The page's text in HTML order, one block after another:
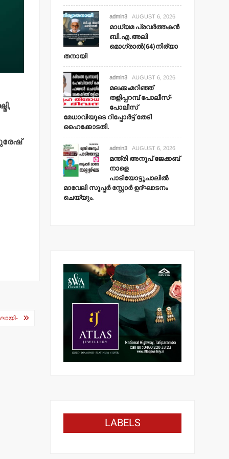
admin3 AUGUST 6, 2026
മാധ്യമ പ്രവര്‍ത്തകന്‍
ബി.എ.അലി
മൊഗ്രാല്‍(64)നിര്യാ
തനായി
admin3 AUGUST 6, 2026
മലക്കംമറിഞ്ഞ്
തളിപ്പറമ്പ് പോലീസ്-
പോലീസ്
മേധാവിയുടെ റിപ്പോര്‍ട്ട് തേടി
ഹൈക്കോടതി.
admin3 AUGUST 6, 2026
മന്ത്രി അനൂപ് ജേക്കബ്
നാളെ
പാടിയോട്ടുചാലില്‍
മാവേലി സൂപ്പര്‍ സ്റ്റോര്‍ ഉദ്ഘാടനം
ചെയ്യും.
LABELS